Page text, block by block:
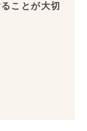
ことが大切